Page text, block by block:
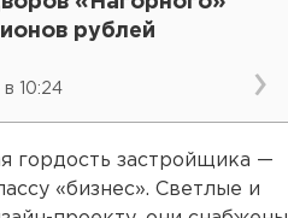
рублей
в 10:24
гордость застройщика —
«бизнес». Светлые и